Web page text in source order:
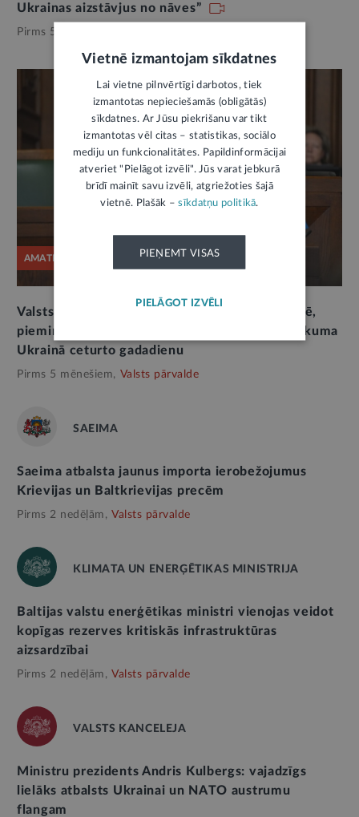
Ukrainas aizstāvjus no nāves”
Pirms 5 mēnešiem,
AMATPERSONAS RUNA
Valsts prezidenta uzruna Saeimas ārkārtas sēdē,
pieminot Krievijas pilna mēroga militārā iebrukuma
Ukrainā ceturto gadadienu
Pirms 5 mēnešiem, Valsts pārvalde
SAEIMA
Saeima atbalsta jaunus importa ierobežojumus
Krievijas un Baltkrievijas precēm
Pirms 2 nedēļām, Valsts pārvalde
KLIMATA UN ENERĢĒTIKAS MINISTRIJA
Baltijas valstu enerģētikas ministri vienojas veidot
kopīgas rezerves kritiskās infrastruktūras
aizsardzībai
Pirms 2 nedēļām, Valsts pārvalde
VALSTS KANCELEJA
Ministru prezidents Andris Kulbergs: vajadzīgs
lielāks atbalsts Ukrainai un NATO austrumu
flangam
Vietnē izmantojam sīkdatnes
Lai vietne pilnvērtīgi darbotos, tiek
izmantotas nepieciešamās (obligātās)
sīkdatnes. Ar Jūsu piekrišanu var tikt
izmantotas vēl citas – statistikas, sociālo
mediju un funkcionalitātes. Papildinformācijai
atveriet "Pielāgot izvēli". Jūs varat jebkurā
brīdī mainīt savu izvēli, atgriežoties šajā
vietnē. Plašāk –sīkdatņu politikā.
PIEŅEMT VISAS
PIELĀGOT IZVĒLI